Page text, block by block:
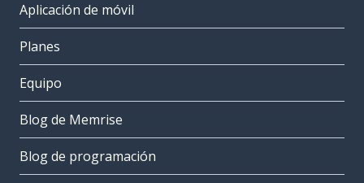
Aplicación de móvil
Planes
Equipo
Blog de Memrise
Blog de programación